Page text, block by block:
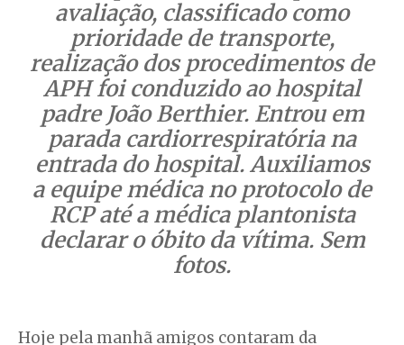
avaliação, classificado como
prioridade de transporte,
realização dos procedimentos de
APH foi conduzido ao hospital
padre João Berthier. Entrou em
parada cardiorrespiratória na
entrada do hospital. Auxiliamos
a equipe médica no protocolo de
RCP até a médica plantonista
declarar o óbito da vítima. Sem
fotos.
Hoje pela manhã amigos contaram da